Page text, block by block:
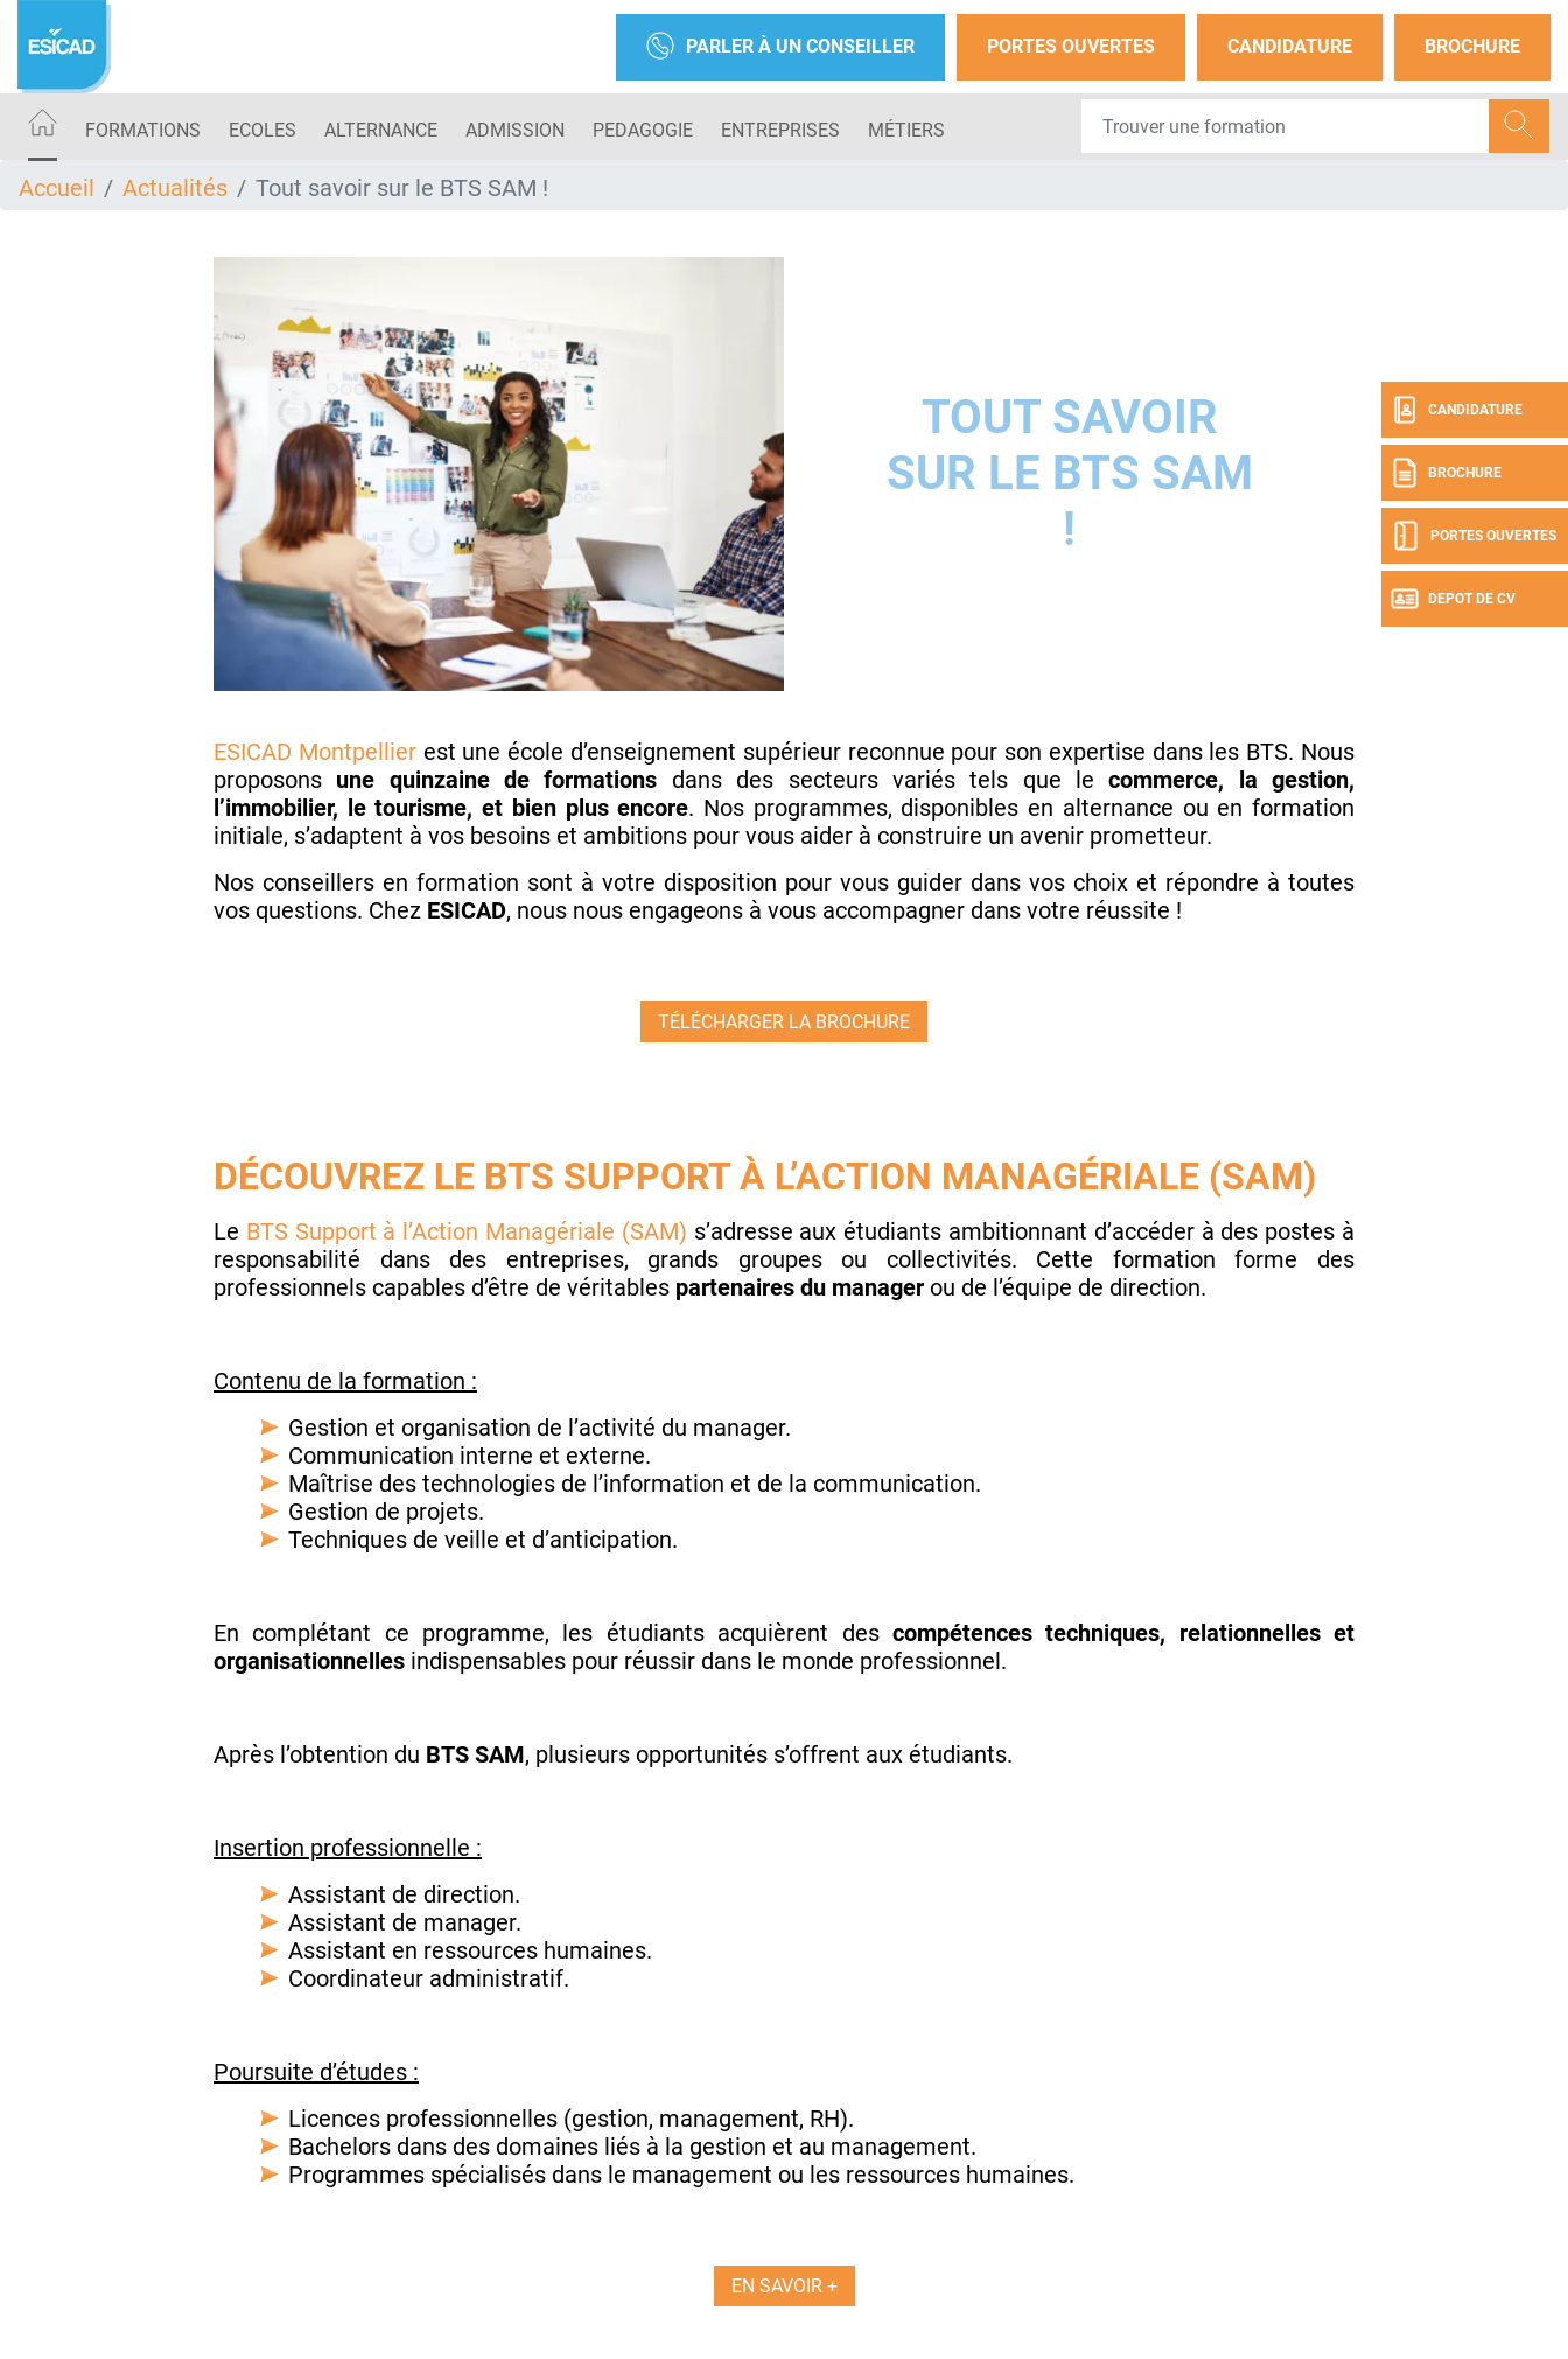
contenu
PARLER À UN CONSEILLER PORTES OUVERTES CANDIDATURE BROCHURE
FORMATIONS ECOLES ALTERNANCE ADMISSION PEDAGOGIE ENTREPRISES MÉTIERS
CANDIDATURE
BROCHURE
PORTES OUVERTES
DEPOT DE CV
Accueil Actualités Tout savoir sur le BTS SAM !
TOUT SAVOIR
SUR LE BTS SAM
!
ESICAD Montpellierest une école d’enseignement supérieur reconnue pour son expertise dans les BTS. Nous
proposons une quinzaine de formations dans des secteurs variés tels que lecommerce, la gestion,
l’immobilier, le tourisme, et bien plus encore. Nos programmes, disponibles en alternance ou en formation
initiale, s’adaptent à vos besoins et ambitions pour vous aider à construire un avenir prometteur.
Nos conseillers en formation sont à votre disposition pour vous guider dans vos choix et répondre à toutes
vos questions. Chez ESICAD, nous nous engageons à vous accompagner dans votre réussite !
TÉLÉCHARGER LA BROCHURE
DÉCOUVREZ LE BTS SUPPORT À L’ACTION MANAGÉRIALE (SAM)
Le BTS Support à l’Action Managériale (SAM) s’adresse aux étudiants ambitionnant d’accéder à des postes à
responsabilité dans des entreprises, grands groupes ou collectivités. Cette formation forme des
professionnels capables d’être de véritables partenaires du manager ou de l’équipe de direction.
Contenu de la formation :
Gestion et organisation de l’activité du manager.
Communication interne et externe.
Maîtrise des technologies de l’information et de la communication.
Gestion de projets.
Techniques de veille et d’anticipation.
En complétant ce programme, les étudiants acquièrent des compétences techniques, relationnelles et
organisationnelles indispensables pour réussir dans le monde professionnel.
Après l’obtention du BTS SAM, plusieurs opportunités s’offrent aux étudiants.
Insertion professionnelle :
Assistant de direction.
Assistant de manager.
Assistant en ressources humaines.
Coordinateur administratif.
Poursuite d’études :
Licences professionnelles (gestion, management, RH).
Bachelors dans des domaines liés à la gestion et au management.
Programmes spécialisés dans le management ou les ressources humaines.
EN SAVOIR +